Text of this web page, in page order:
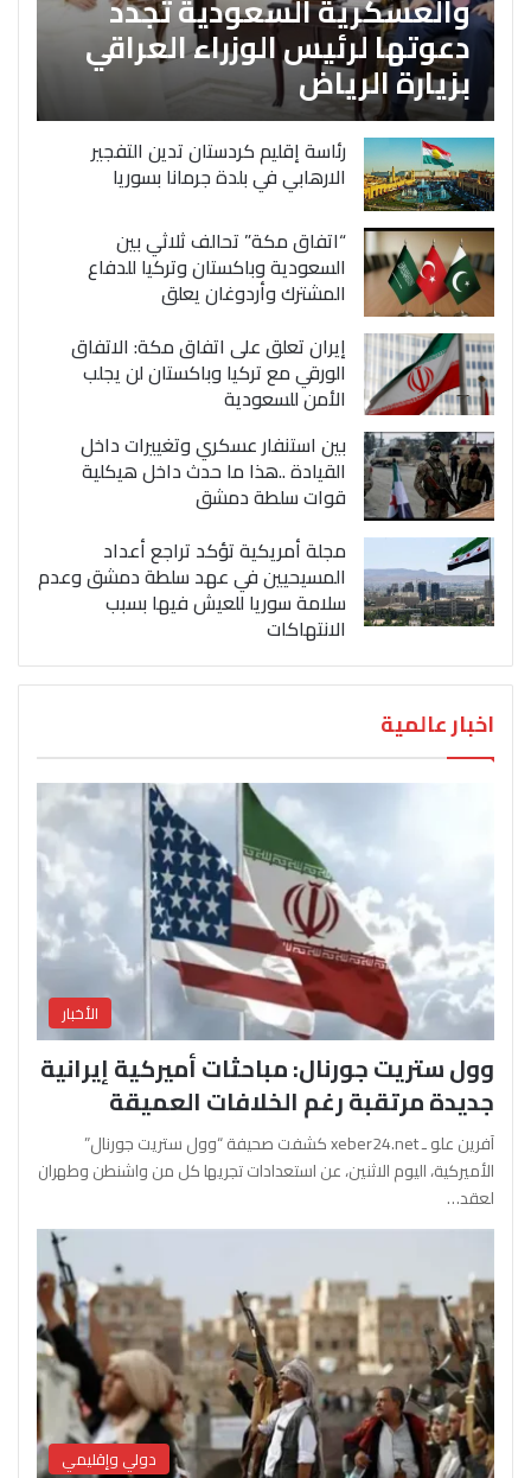
دعوتها لرئيس الوزراء العراقي
بزيارة الرياض
رئاسة إقليم كردستان تدين التفجير
الارهابي في بلدة جرمانا بسوريا
“اتفاق مكة” تحالف ثلاثي بين
السعودية وباكستان وتركيا للدفاع
المشترك وأردوغان يعلق
إيران تعلق على اتفاق مكة: الاتفاق
الورقي مع تركيا وباكستان لن يجلب
الأمن للسعودية
بين استنفار عسكري وتغييرات داخل
القيادة ..هذا ما حدث داخل هيكلية
قوات سلطة دمشق
مجلة أمريكية تؤكد تراجع أعداد
المسيحيين في عهد سلطة دمشق وعدم
سلامة سوريا للعيش فيها بسبب
الانتهاكات
اخبار عالمية
الأخبار
وول ستريت جورنال: مباحثات أميركية إيرانية
جديدة مرتقبة رغم الخلافات العميقة
آفرين علو ـ xeber24.net كشفت صحيفة “وول ستريت جورنال”
الأميركية، اليوم الاثنين، عن استعدادات تجريها كل من واشنطن وطهران
لعقد…
دولي وإقليمي